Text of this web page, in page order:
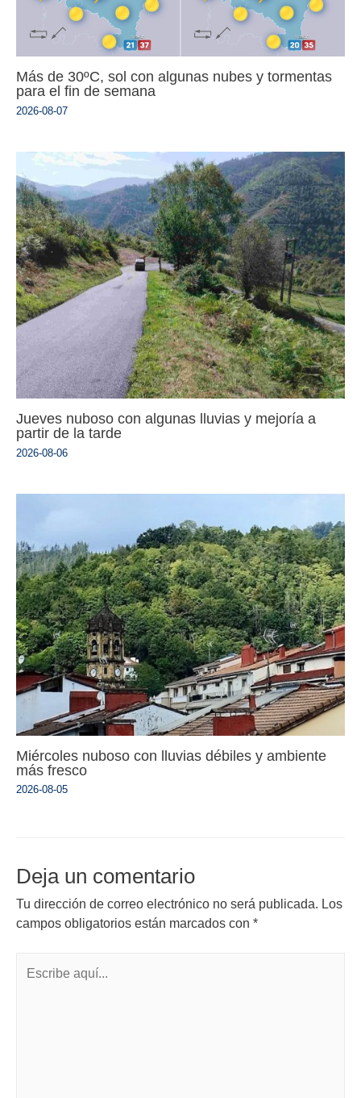
Más de 30ºC, sol con algunas nubes y tormentas
para el fin de semana
2026-08-07
Jueves nuboso con algunas lluvias y mejoría a
partir de la tarde
2026-08-06
Miércoles nuboso con lluvias débiles y ambiente
más fresco
2026-08-05
Deja un comentario
Tu dirección de correo electrónico no será publicada. Los
campos obligatorios están marcados con *